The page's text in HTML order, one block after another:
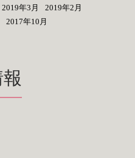
2019年3月
2019年2月
2017年10月